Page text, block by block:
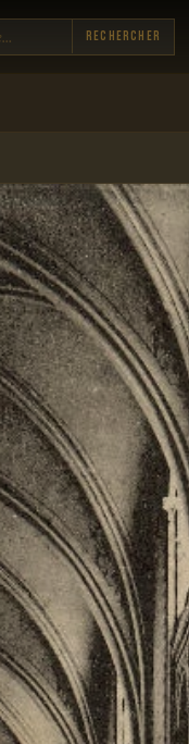
Rechercher